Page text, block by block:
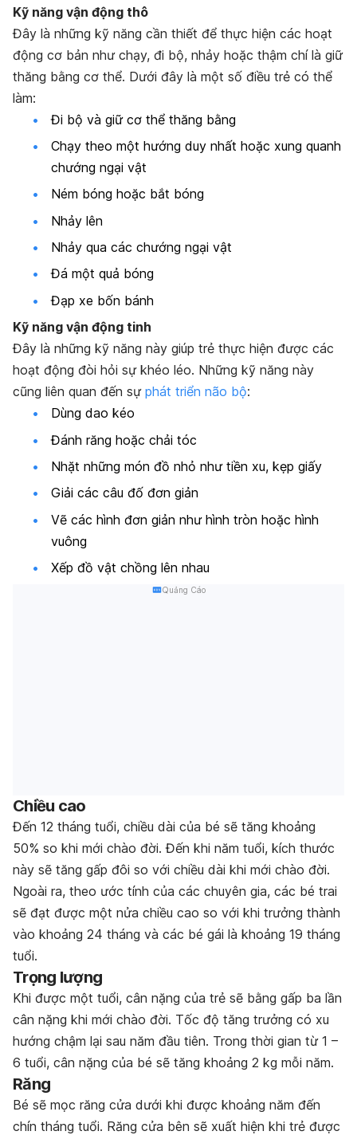
Kỹ năng vận động thô
Đây là những kỹ năng cần thiết để thực hiện các hoạt
động cơ bản như chạy, đi bộ, nhảy hoặc thậm chí là giữ
thăng bằng cơ thể. Dưới đây là một số điều trẻ có thể
làm:
Đi bộ và giữ cơ thể thăng bằng
Chạy theo một hướng duy nhất hoặc xung quanh
chướng ngại vật
Ném bóng hoặc bắt bóng
Nhảy lên
Nhảy qua các chướng ngại vật
Đá một quả bóng
Đạp xe bốn bánh
Kỹ năng vận động tinh
Đây là những kỹ năng này giúp trẻ thực hiện được các
hoạt động đòi hỏi sự khéo léo. Những kỹ năng này
cũng liên quan đến sự phát triển não bộ:
Dùng dao kéo
Đánh răng hoặc chải tóc
Nhặt những món đồ nhỏ như tiền xu, kẹp giấy
Giải các câu đố đơn giản
Vẽ các hình đơn giản như hình tròn hoặc hình
vuông
Xếp đồ vật chồng lên nhau
Quảng Cáo
Chiều cao
Đến 12 tháng tuổi, chiều dài của bé sẽ tăng khoảng
50% so khi mới chào đời. Đến khi năm tuổi, kích thước
này sẽ tăng gấp đôi so với chiều dài khi mới chào đời.
Ngoài ra, theo ước tính của các chuyên gia, các bé trai
sẽ đạt được một nửa chiều cao so với khi trưởng thành
vào khoảng 24 tháng và các bé gái là khoảng 19 tháng
tuổi.
Trọng lượng
Khi được một tuổi, cân nặng của trẻ sẽ bằng gấp ba lần
cân nặng khi mới chào đời. Tốc độ tăng trưởng có xu
hướng chậm lại sau năm đầu tiên. Trong thời gian từ 1 –
6 tuổi, cân nặng của bé sẽ tăng khoảng 2 kg mỗi năm.
Răng
Bé sẽ mọc răng cửa dưới khi được khoảng năm đến
chín tháng tuổi. Răng cửa bên sẽ xuất hiện khi trẻ được